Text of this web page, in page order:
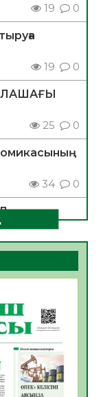
19 0
19 0
25 0
34 0
32 0
иммундау
35